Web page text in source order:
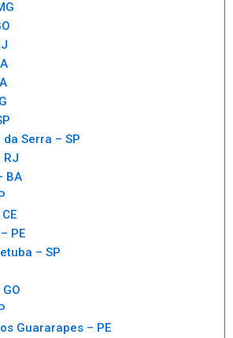
Serra – SP
RJ
BA
PE
– SP
Guararapes – PE